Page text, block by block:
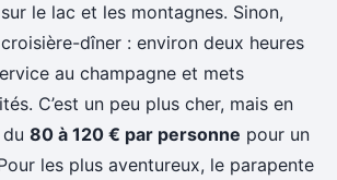
le lac et les montagnes. Sinon,
dîner : environ deux heures
au champagne et mets
C’est un peu plus cher, mais en
80 à 120 € par personne pour un
les plus aventureux, le parapente